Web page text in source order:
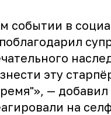
событии в
эту
— добавил
на